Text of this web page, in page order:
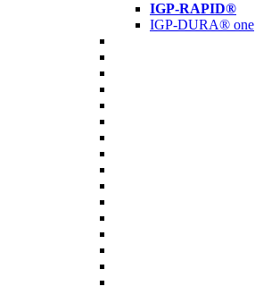
IGP-RAPID®
IGP-DURA® one